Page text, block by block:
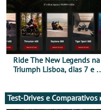
Ride The New Legends na
Triumph Lisboa, dias 7 e 8
Test-Drives e Comparativos